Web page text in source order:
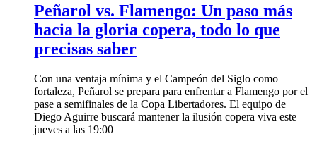
Peñarol vs. Flamengo: Un paso más
hacia la gloria copera, todo lo que
precisas saber
Con una ventaja mínima y el Campeón del Siglo como
fortaleza, Peñarol se prepara para enfrentar a Flamengo por el
pase a semifinales de la Copa Libertadores. El equipo de
Diego Aguirre buscará mantener la ilusión copera viva este
jueves a las 19:00